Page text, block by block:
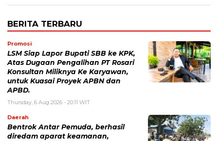
BERITA TERBARU
Promosi
LSM Siap Lapor Bupati SBB ke KPK,
Atas Dugaan Pengalihan PT Rosari
Konsultan Miliknya Ke Karyawan,
untuk Kuasai Proyek APBN dan
APBD.
Thursday, 6 Aug 2026 - 20:11 WIT
Daerah
Bentrok Antar Pemuda, berhasil
diredam aparat keamanan,